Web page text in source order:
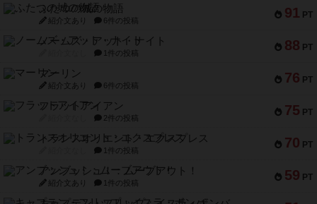
91 PT
ふたつの城の物語
紹介文あり 6件の投稿
88 PT
ノームズ・アット・ナイト
1件の投稿
76 PT
マーリン
紹介文あり 6件の投稿
75 PT
フラットアイアン
2件の投稿
70 PT
トランスオリエント・エクスプレス
1件の投稿
59 PT
アンブッシュ！：ムーブアウト！
紹介文あり 1件の投稿